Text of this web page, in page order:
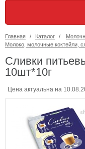
Главная / Каталог /
Молоко, молочные коктейли,
Сливки
10шт*10г
Цена актуальна на